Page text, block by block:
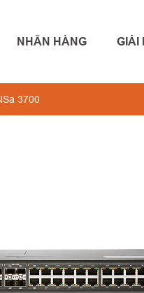
NHÃN HÀNG GIẢI
3700